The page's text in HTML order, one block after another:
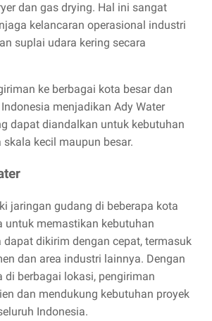
dan gas drying. Hal ini sangat
kelancaran operasional industri
suplai udara kering secara
ke berbagai kota besar dan
menjadikan Ady Water
dapat diandalkan untuk kebutuhan
kecil maupun besar.
jaringan gudang di beberapa kota
untuk memastikan kebutuhan
dikirim dengan cepat, termasuk
dan area industri lainnya. Dengan
di berbagai lokasi, pengiriman
dan mendukung kebutuhan proyek
Indonesia.